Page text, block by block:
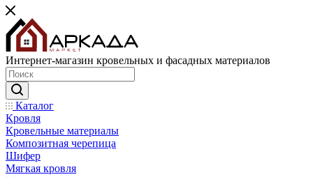
Интернет-магазин кровельных и фасадных материалов
Каталог
Кровля
Кровельные материалы
Композитная черепица
Шифер
Мягкая кровля